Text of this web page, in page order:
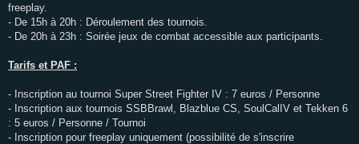
freeplay.
- De 15h à 20h : Déroulement des tournois.
- De 20h à 23h : Soirée jeux de combat accessible aux participants.
Tarifs et PAF :
- Inscription au tournoi Super Street Fighter IV : 7 euros / Personne
- Inscription aux tournois SSBBrawl, Blazblue CS, SoulCalIV et Tekken 6
: 5 euros / Personne / Tournoi
- Inscription pour freeplay uniquement (possibilité de s'inscrire